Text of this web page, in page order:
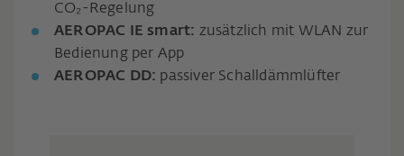
CO₂-Regelung
AEROPAC IE smart: zusätzlich mit WLAN zur
Bedienung per App
AEROPAC DD: passiver Schalldämmlüfter